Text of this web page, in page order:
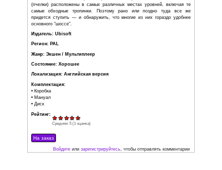
любом этапе присутствует масса ответвлений от
маршрута. На первый взгляд их ценность
бежишь себе в толпе компьютерных соперников и
дизайнеры нагородили столько побочных путей, не
преимуществ забредшему на них игроку. Все
альтернативный гоночный режим, будь то
первом нужно добраться до финиша за
отчаянно лупя по бабочкам (читай: пополняя запас
во втором — подобрать разбросанные по уровню
напоминают именно их) не обременен. Хитрость в
(пчелки) расположены в самых различных местах
самые обходные тропинки. Поэтому рано или
придется ступить — и обнаружить, что многие из них
основного "шоссе".